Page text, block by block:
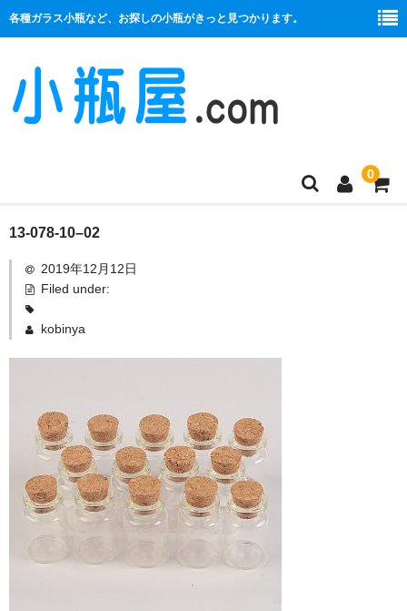
各種ガラス小瓶など、お探しの小瓶がきっと見つかります。
0
商品一覧
絞り口
ストレート
コルク栓
セット
ストラップ付き
13-078-10–02
2019年12月12日
Filed under:
kobinya